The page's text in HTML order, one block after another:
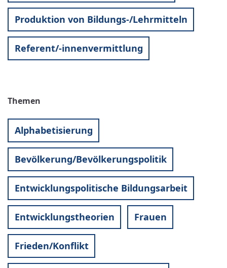
Produktion von Bildungs-/Lehrmitteln
Referent/-innenvermittlung
Themen
Alphabetisierung
Bevölkerung/Bevölkerungspolitik
Entwicklungspolitische Bildungsarbeit
Entwicklungstheorien Frauen
Frieden/Konflikt